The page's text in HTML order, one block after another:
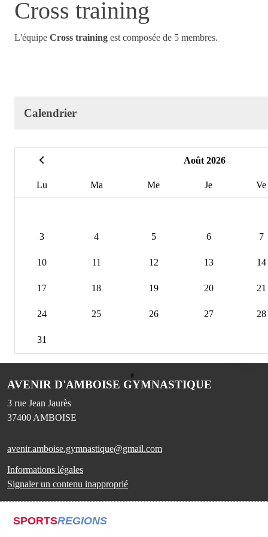
Cross training
L'équipe Cross training est composée de 5 membres.
Calendrier
Août 2026
Lu Ma Me Je Ve
3 4 5 6 7
10 11 12 13 14
17 18 19 20 21
24 25 26 27 28
31
AVENIR D'AMBOISE GYMNASTIQUE
3 rue Jean Jaurès
37400 AMBOISE
avenir.amboise.gymnastique@gmail.com
Informations légales
Signaler un contenu inapproprié
SPORTSREGIONS